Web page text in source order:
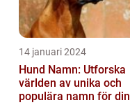
14 januari 2024
Hund Namn: Utforska
världen av unika och
populära namn för din